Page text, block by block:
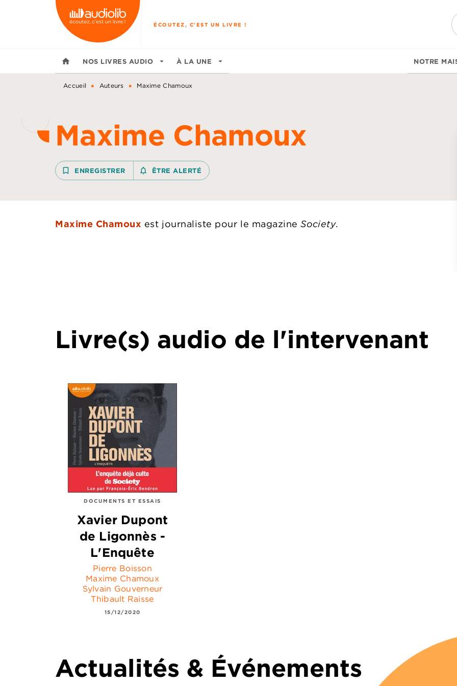
MENU RECHERCHE
ÉCOUTEZ, C'EST UN LIVRE !
home NOS LIVRES AUDIO arrow_drop_down À LA UNE arrow_drop_down NOTRE
Accueil • Auteurs • Maxime Chamoux
Maxime Chamoux
bookmark_border ENREGISTRER notifications_none_outlined
ÊTRE ALERTÉ
Maxime Chamoux est journaliste pour le magazineSociety.
Livre(s) audio de l'intervenant
DOCUMENTS ET ESSAIS
Xavier Dupont
de Ligonnès -
L'Enquête
Pierre Boisson
Maxime Chamoux
Sylvain Gouverneur
Thibault Raisse
15/12/2020
Actualités & Événements